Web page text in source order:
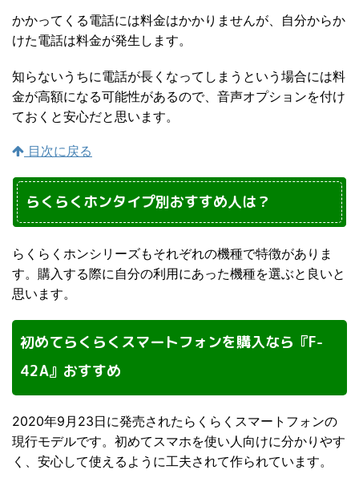
かかってくる電話には料金はかかりませんが、自分からか
けた電話は料金が発生します。
知らないうちに電話が長くなってしまうという場合には料
金が高額になる可能性があるので、音声オプションを付け
ておくと安心だと思います。
目次に戻る
らくらくホンタイプ別おすすめ人は？
らくらくホンシリーズもそれぞれの機種で特徴がありま
す。購入する際に自分の利用にあった機種を選ぶと良いと
思います。
初めてらくらくスマートフォンを購入なら『F-
42A』おすすめ
2020年9月23日に発売されたらくらくスマートフォンの
現行モデルです。初めてスマホを使い人向けに分かりやす
く、安心して使えるように工夫されて作られています。